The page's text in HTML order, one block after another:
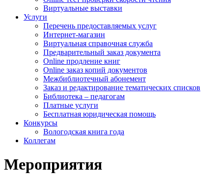
Виртуальные выставки
Услуги
Перечень предоставляемых услуг
Интернет-магазин
Виртуальная справочная служба
Предварительный заказ документа
Online продление книг
Online заказ копий документов
Межбиблиотечный абонемент
Заказ и редактирование тематических списков
Библиотека – педагогам
Платные услуги
Бесплатная юридическая помощь
Конкурсы
Вологодская книга года
Коллегам
Мероприятия